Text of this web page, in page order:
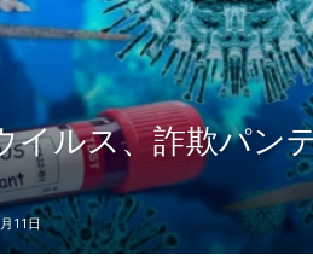
イルス、詐欺パン
11日